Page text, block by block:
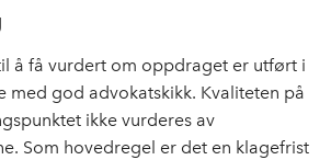
å få vurdert om oppdraget er utført i
med god advokatskikk. Kvaliteten på
ikke vurderes av
Som hovedregel er det en klagefrist